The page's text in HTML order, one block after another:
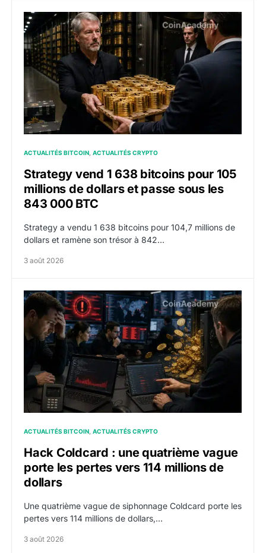
Strategy vend 1 638 bitcoins pour 105 millions de
ACTUALITÉS BITCOIN ACTUALITÉS CRYPTO
Strategy vend 1 638 bitcoins pour 105
millions de dollars et passe sous les
843 000 BTC
Strategy a vendu 1 638 bitcoins pour 104,7 millions de
dollars et ramène son trésor à 842…
3 août 2026
Hack Coldcard : une quatrième vague porte les
ACTUALITÉS BITCOIN ACTUALITÉS CRYPTO
Hack Coldcard : une quatrième vague
porte les pertes vers 114 millions de
dollars
Une quatrième vague de siphonnage Coldcard porte les
pertes vers 114 millions de dollars,…
3 août 2026